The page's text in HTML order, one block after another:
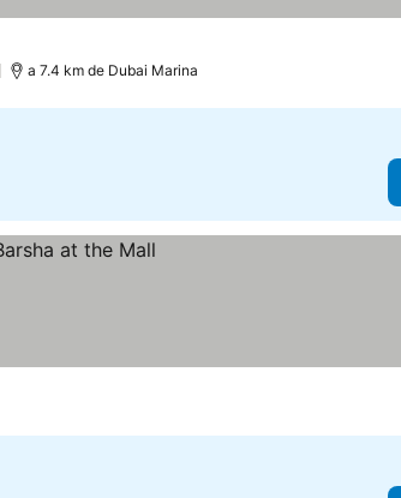
a 7.4 km de Dubai Marina